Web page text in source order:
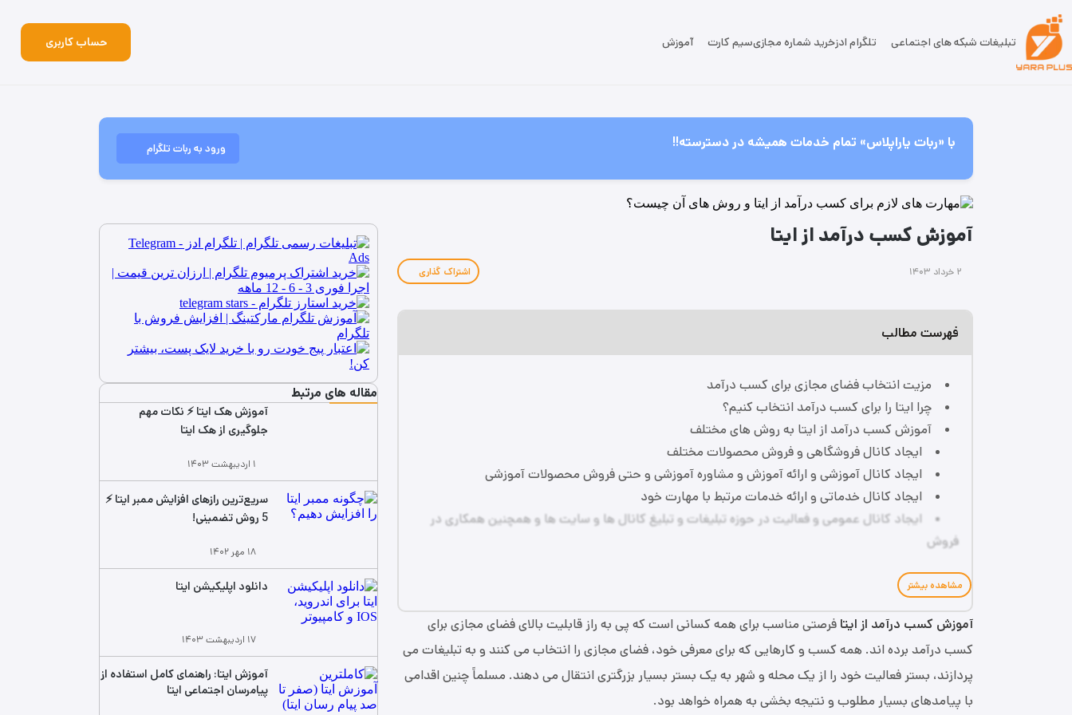
تبلیغات شبکه های اجتماعی تلگرام ادزخرید شماره مجازیسیم کارت آموزش حساب کاربری
با «ربات یاراپلاس» تمام خدمات همیشه در دسترسته!! ورود به ربات تلگرام
آموزش کسب درآمد از ایتا
۲ خرداد ۱۴۰۳ اشتراک گذاری
فهرست مطالب
مزیت انتخاب فضای مجازی برای کسب درآمد
چرا ایتا را برای کسب درآمد انتخاب کنیم؟
آموزش کسب درآمد از ایتا به روش های مختلف
ایجاد کانال فروشگاهی و فروش محصولات مختلف
ایجاد کانال آموزشی و ارائه آموزش و مشاوره آموزشی و حتی فروش محصولات آموزشی
ایجاد کانال خدماتی و ارائه خدمات مرتبط با مهارت خود
ایجاد کانال عمومی و فعالیت در حوزه تبلیغات و تبلیغ کانال ها و سایت ها و همچنین همکاری در
فروش
مشاهده بیشتر
آموزش کسب درآمد از ایتا فرصتی مناسب برای همه کسانی است که پی به راز قابلیت بالای فضای مجازی برای
کسب درآمد برده‌ اند.‌ همه کسب و کارهایی که برای معرفی خود، فضای مجازی را انتخاب می‌ کنند و به تبلیغات می
پردازند، بستر فعالیت خود را از یک محله و شهر به یک بستر بسیار بزرگتری انتقال می دهند. مسلماً چنین اقدامی
با پیامدهای بسیار مطلوب و نتیجه بخشی به همراه خواهد بود.
مقاله های مرتبط
آموزش هک ایتا ⚡ نکات مهم
جلوگیری از هک ایتا
۱ اردیبهشت ۱۴۰۳
سریع‌ترین رازهای افزایش ممبر ایتا ⚡
5 روش تضمینی!
۱۸ مهر ۱۴۰۲
دانلود اپلیکیشن ایتا
۱۷ اردیبهشت ۱۴۰۳
آموزش ایتا: راهنمای کامل استفاده از
پیامرسان اجتماعی ایتا